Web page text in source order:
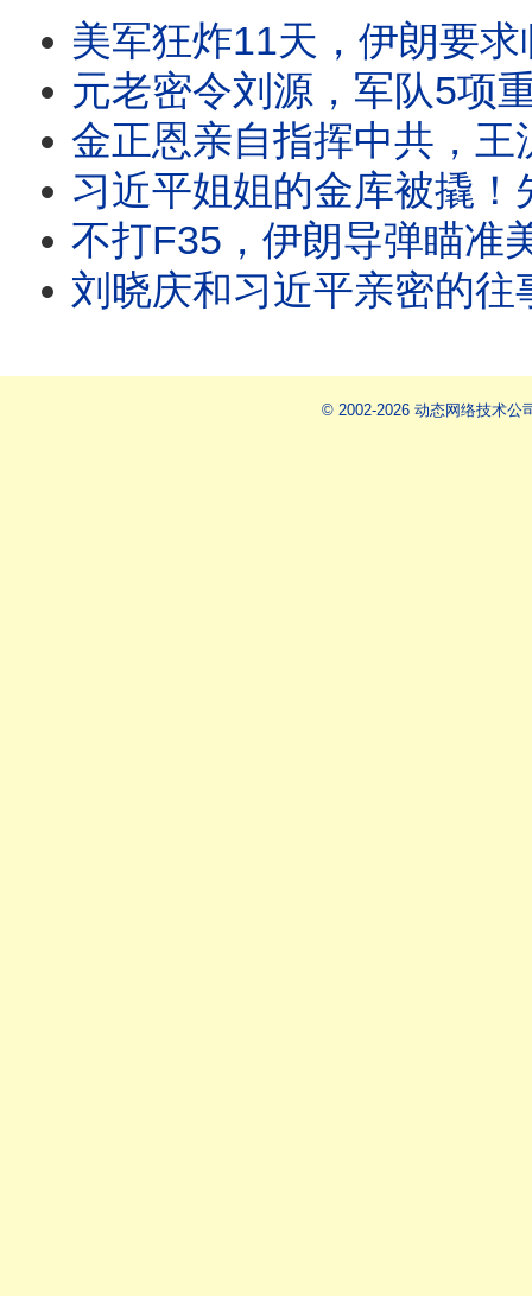
美军狂炸11天，伊朗要求临时停火10天，川普拒绝！看懂魔鬼的交易：毛泽东的赞美
元老密令刘源，军队5项重组；军报撤下军委主席负
金正恩亲自指挥中共，王沪宁小本子做笔记 ；中国红十字
习近平姐姐的金库被撬！先缴王小洪的刀，再抄齐桥桥的账
不打F35，伊朗导弹瞄准美军人员，独裁者撬动民主国家的政治杠杆迫使川普进入两难；中共机
刘晓庆和习近平亲密的往事，竟成江泽民的翻盘筹码
© 2002-2026 动态网络技术公